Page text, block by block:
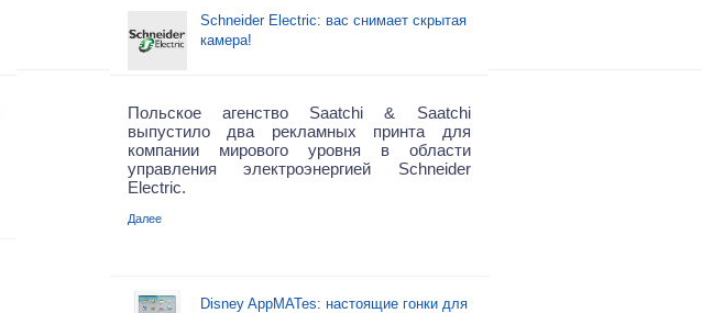
Schneider Electric: вас снимает скрытая
камера!
Польское агенство Saatchi & Saatchi
выпустило два рекламных принта для
компании мирового уровня в области
управления электроэнергией Schneider
Electric.
Далее
Disney AppMATes: настоящие гонки для